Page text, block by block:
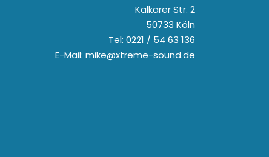
Kalkarer Str. 2
50733 Köln
Tel: 0221 / 54 63 136
E-Mail: mike@xtreme-sound.de